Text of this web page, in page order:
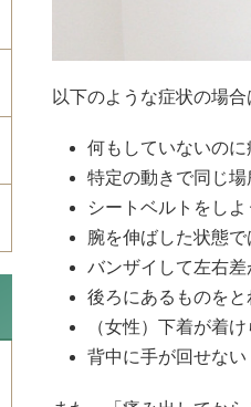
以下のような症状の場
何もしていないのに
特定の動きで同じ場
シートベルトをし
腕を伸ばした状態
バンザイして左右差
後ろにあるものをと
（女性）下着が着
背中に手が回せない